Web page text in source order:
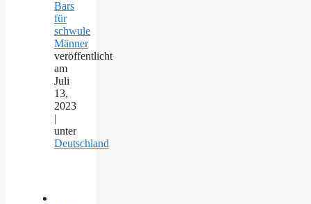
Bars
für
schwule
Männer
veröffentlicht
am
Juli
13,
2023
|
unter
Deutschland